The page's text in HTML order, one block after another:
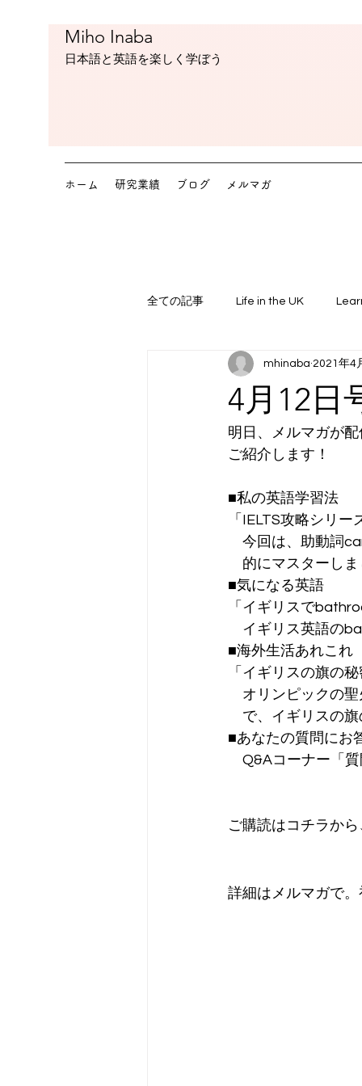
Miho Inaba
​日本語と英語を楽しく学ぼう
ホーム 研究業績 ブログ メルマガ
全ての記事 Life in the UK
4月12日
mhinaba 2021年4
明日、メルマガが
ご紹介します！
■私の英語学習法
「IELTS攻略シリ
今回は、助動詞
的にマスターしま
■気になる英語
「イギリスで
イギリス英語の
■海外生活あれこれ
「イギリスの旗の
オリンピックの聖
で、イギリスの旗
■あなたの質問に
Q&Aコーナー「質
ご購読はコチラから
詳細はメルマガで